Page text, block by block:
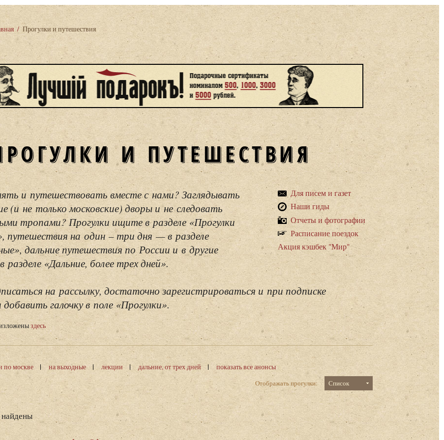
/ Прогулки и путешествия
И ПУТЕШЕСТВИЯ
Для писем и газет
Наши гиды
Отчеты и фотографии
Расписание поездок
Акция кэшбек "Мир"
и путешествовать вместе с нами? Заглядывать
(и не только московские) дворы и не следовать
тропами? Прогулки ищите в разделе «Прогулки
путешествия на один – три дня — в разделе
дальние путешествия по России и в другие
«Дальние, более трех дней».
на рассылку, достаточно зарегистрироваться и при подписке
галочку в поле «Прогулки».
здесь
по москве на выходные лекции дальние, от трех дней
показать все анонсы
Отображать прогулки:
Список